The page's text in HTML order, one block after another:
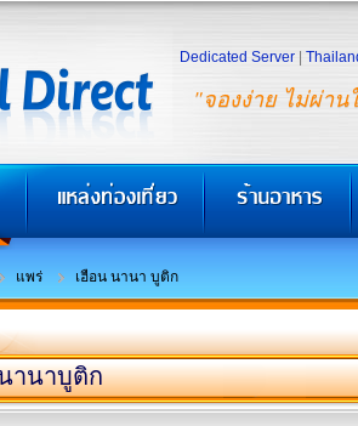
"จองง่าย ไม่ผ่าน
Dedicated Server
แพร่ เฮือน นานา บูติก
านาบูติก